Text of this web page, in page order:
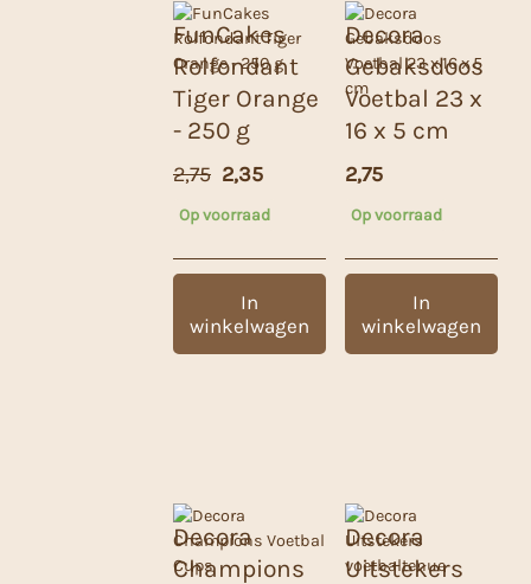
FunCakes
Rolfondant
Tiger Orange
- 250 g
2,75 Oorspronkelijke
prijs
2,75.
2,35Huidige
prijs
2,35.
Op voorraad
In
winkelwagen
Decora
Gebaksdoos
Voetbal 23 x
16 x 5 cm
2,75
Op voorraad
In
winkelwagen
Decora
Champions
Decora
Uitstekers